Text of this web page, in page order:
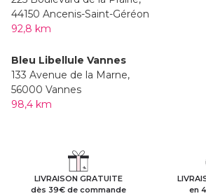
44150 Ancenis-Saint-Géréon
92,8 km
Bleu Libellule Vannes
133 Avenue de la Marne,
56000 Vannes
98,4 km
LIVRAISON GRATUITE
dès 39€ de commande
en